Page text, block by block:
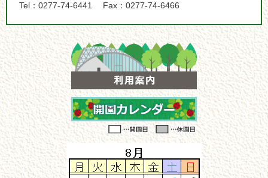
Tel：0277-74-6441
Fax：0277-74-6466